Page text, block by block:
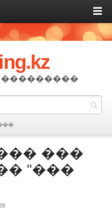
���
"���